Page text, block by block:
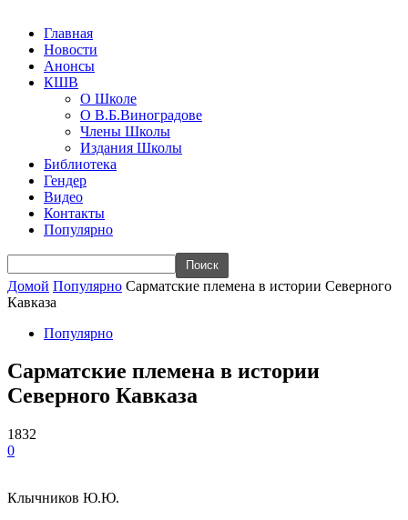
Главная
Новости
Анонсы
КШВ
О Школе
О В.Б.Виноградове
Члены Школы
Издания Школы
Библиотека
Гендер
Видео
Контакты
Популярно
Домой Популярно Сарматские племена в истории Северного
Кавказа
Популярно
Сарматские племена в истории
Северного Кавказа
1832
0
Клычников Ю.Ю.